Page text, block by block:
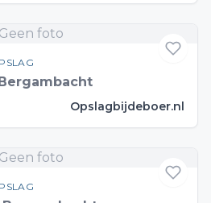
Geen foto
Opslagbijdeboer.nl
Geen foto